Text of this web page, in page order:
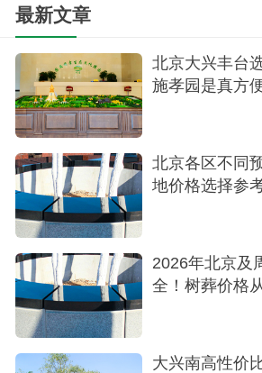
通惠陵园：通惠陵园是通州区
营性公墓。其大力推广的数字壁
型代表。数字壁葬将骨灰格位嵌入
固，设计现代，每个格位有独立的
空间。其价格通常在数万元区间
万的传统墓穴，价格优势极为突出
州及东部地区的家庭来说，是极为
择。
如果您在寻找便宜低价的墓地
区的这些陵园提供了多种生态节地
黄陵园、景仰园的树葬，以及通
最新文章
北京大兴丰台
施孝园是真方
北京各区不同
地价格选择参
2026年北京及
全！树葬价格
大兴南高性价